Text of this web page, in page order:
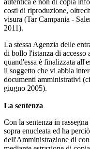
costi di riproduzione,
visura (Tar Campania -
2011).
La stessa Agenzia delle
di bollo l'istanza di
quand'essa è finalizzata
il soggetto che vi abbia
documenti amministrativi
giugno 2005).
La sentenza
Con la sentenza in
sopra enucleata ed ha
dell'Amministrazione di